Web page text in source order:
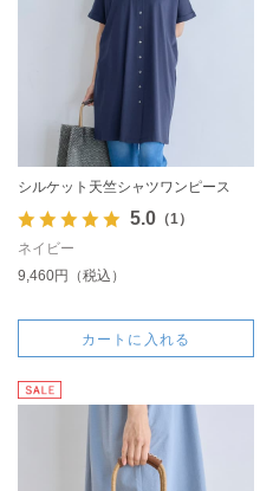
シルケット天竺シャツワンピース
5.0（1）
ネイビー
9,460円（税込）
カートに入れる